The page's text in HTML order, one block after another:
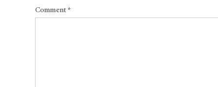
Comment *